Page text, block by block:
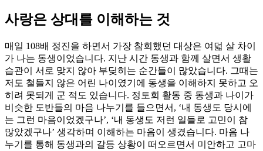
사랑은 상대를 이해하는 것
매일 108배 정진을 하면서 가장 참회했던 대상은 여덟 살 차이
가 나는 동생이었습니다. 지난 시간 동생과 함께 살면서 생활
습관이 서로 맞지 않아 부딪히는 순간들이 많았습니다. 그때는
저도 철들지 않은 어린 나이였기에 동생을 이해하지 못하고 오
히려 못되게 군 적도 있습니다. 정토회 활동 중 동생과 나이가
비슷한 도반들의 마음 나누기를 들으면서, ‘내 동생도 당시에
는 그런 마음이었겠구나’, ‘내 동생도 저런 일들로 고민이 참
많았겠구나’ 생각하며 이해하는 마음이 생겼습니다. 마음 나
누기를 통해 동생과의 갈등 상황이 떠오르면서 미안하고 고마